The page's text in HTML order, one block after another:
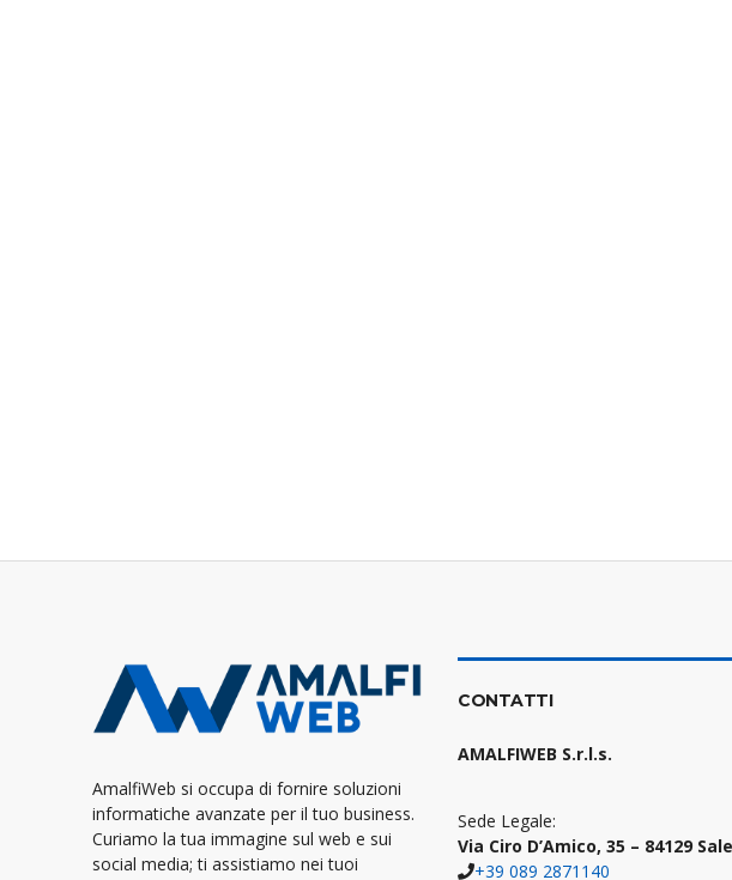
AmalfiWeb si occupa di fornire soluzioni
informatiche avanzate per il tuo business.
Curiamo la tua immagine sul web e sui
social media; ti assistiamo nei tuoi
CONTATTI
AMALFIWEB S.r.l.s.
Sede Legale:
Via Ciro D’Amico, 35 – 84129
+39 089 2871140